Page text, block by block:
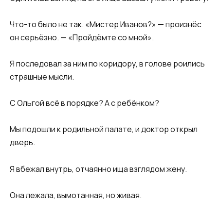
Что-то было не так. «Мистер Иванов?» — произнёс
он серьёзно. — «Пройдёмте со мной».
Я последовал за ним по коридору, в голове роились
страшные мысли.
С Ольгой всё в порядке? А с ребёнком?
Мы подошли к родильной палате, и доктор открыл
дверь.
Я вбежал внутрь, отчаянно ища взглядом жену.
Она лежала, вымотанная, но живая.